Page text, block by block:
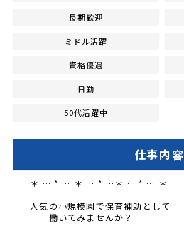
長期歓迎
ミドル活躍
資格優遇
日勤
50代活躍中
仕事内容
＊ … * … ＊ … * …＊ … * … ＊
人気の小規模園で保育補助として
働いてみませんか？